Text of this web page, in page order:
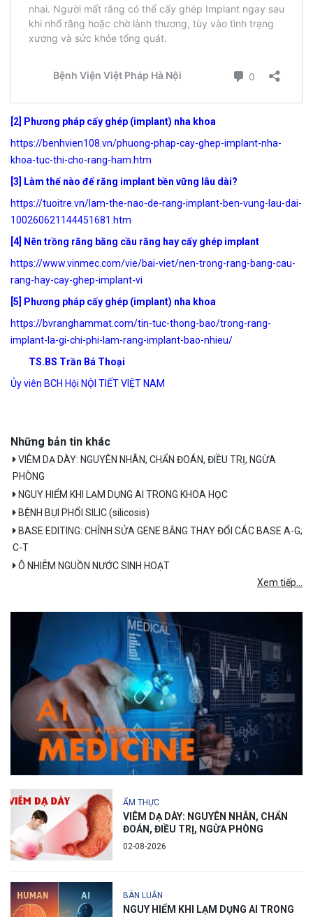
[2] Phương pháp cấy ghép (implant) nha khoa
https://benhvien108.vn/phuong-phap-cay-ghep-implant-nha-
khoa-tuc-thi-cho-rang-ham.htm
[3] Làm thế nào để răng implant bền vững lâu dài?
https://tuoitre.vn/lam-the-nao-de-rang-implant-ben-vung-lau-dai-
100260621144451681.htm
[4] Nên trồng răng bằng cầu răng hay cấy ghép implant
https://www.vinmec.com/vie/bai-viet/nen-trong-rang-bang-cau-
rang-hay-cay-ghep-implant-vi
[5]
Phương pháp cấy ghép (implant) nha khoa
https://bvranghammat.com/tin-tuc-thong-bao/trong-rang-
implant-la-gi-chi-phi-lam-rang-implant-bao-nhieu/
TS.BS Trần Bá Thoại
Ủy viên BCH Hội NỘI TIẾT VIỆT NAM
Những bản tin khác
VIÊM DẠ DÀY: NGUYÊN NHÂN, CHẨN ĐOÁN, ĐIỀU TRỊ, NGỪA
PHÒNG
NGUY HIỂM KHI LẠM DỤNG AI TRONG KHOA HỌC
BỆNH BỤI PHỔI SILIC (silicosis)
BASE EDITING: CHỈNH SỬA GENE BẰNG THAY ĐỔI CÁC BASE A-G;
C-T
Ô NHIỄM NGUỒN NƯỚC SINH HOẠT
Xem tiếp...
ẨM THỰC
VIÊM DẠ DÀY: NGUYÊN NHÂN, CHẨN
ĐOÁN, ĐIỀU TRỊ, NGỪA PHÒNG
02-08-2026
BÀN LUẬN
NGUY HIỂM KHI LẠM DỤNG AI TRONG